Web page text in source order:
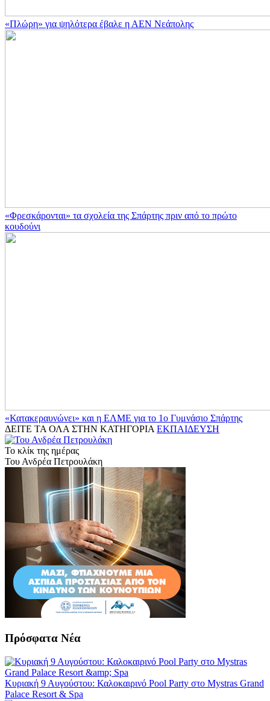
«Πλώρη» για ψηλότερα έβαλε η ΑΕΝ Νεάπολης
«Φρεσκάρονται» τα σχολεία της Σπάρτης πριν από το πρώτο
κουδούνι
«Κατακεραυνώνει» και η ΕΛΜΕ για το 1ο Γυμνάσιο Σπάρτης
ΔΕΙΤΕ ΤΑ ΟΛΑ ΣΤΗΝ ΚΑΤΗΓΟΡΙΑ ΕΚΠΑΙΔΕΥΣΗ
Το κλίκ της ημέρας
Του Ανδρέα Πετρουλάκη
Πρόσφατα Νέα
Κυριακή 9 Αυγούστου: Καλοκαιρινό Pool Party στο Mystras Grand
Palace Resort & Spa